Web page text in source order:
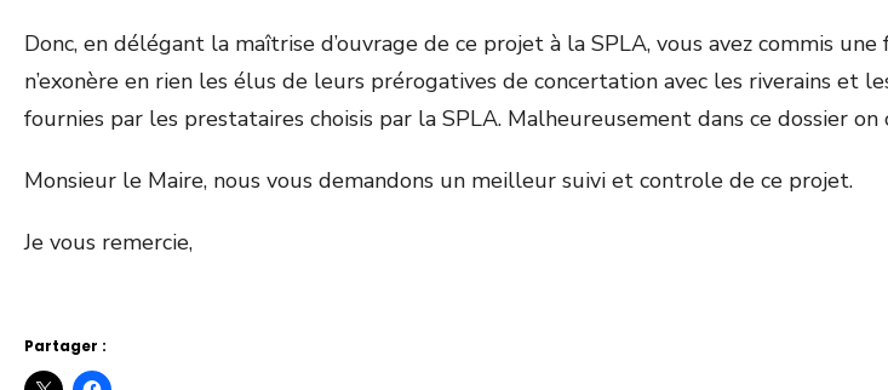
Donc, en délégant la maîtrise d’ouvrage de ce projet à la SPLA, vous avez commis
n’exonère en rien les élus de leurs prérogatives de concertation avec les riverains
fournies par les prestataires choisis par la SPLA. Malheureusement dans ce dossier
Monsieur le Maire, nous vous demandons un meilleur suivi et controle de ce projet.
Je vous remercie,
Partager :